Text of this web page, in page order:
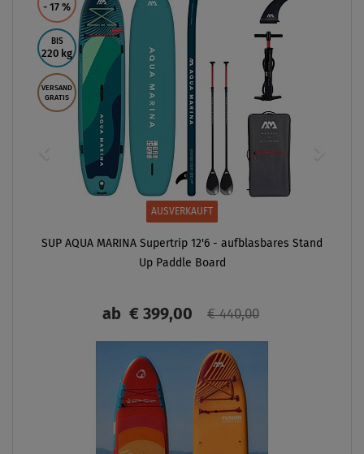
- 17 %
BIS
220 kg
VERSAND
GRATIS
AUSVERKAUFT
SUP AQUA MARINA Supertrip 12'6 - aufblasbares Stand
Up Paddle Board
ab € 399,00 € 440,00
ANZEIGEN